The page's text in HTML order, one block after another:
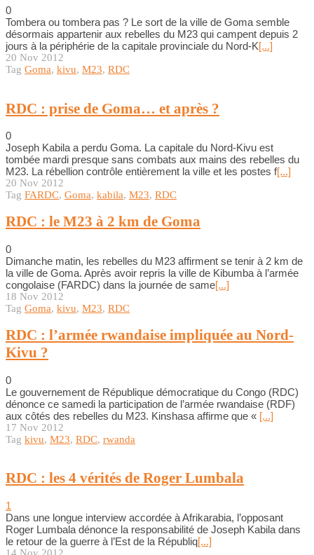
0
Tombera ou tombera pas ? Le sort de la ville de Goma semble
désormais appartenir aux rebelles du M23 qui campent depuis 2
jours à la périphérie de la capitale provinciale du Nord-K[...]
20 Nov 2012
Tag Goma, kivu, M23, RDC
RDC : prise de Goma… et après ?
0
Joseph Kabila a perdu Goma. La capitale du Nord-Kivu est
tombée mardi presque sans combats aux mains des rebelles du
M23. La rébellion contrôle entièrement la ville et les postes f[...]
20 Nov 2012
Tag FARDC, Goma, kabila, M23, RDC
RDC : le M23 à 2 km de Goma
0
Dimanche matin, les rebelles du M23 affirment se tenir à 2 km de
la ville de Goma. Après avoir repris la ville de Kibumba à l’armée
congolaise (FARDC) dans la journée de same[...]
18 Nov 2012
Tag Goma, kivu, M23, RDC
RDC : l’armée rwandaise impliquée au Nord-
Kivu ?
0
Le gouvernement de République démocratique du Congo (RDC)
dénonce ce samedi la participation de l’armée rwandaise (RDF)
aux côtés des rebelles du M23. Kinshasa affirme que « [...]
17 Nov 2012
Tag kivu, M23, RDC, rwanda
RDC : les 4 vérités de Roger Lumbala
1
Dans une longue interview accordée à Afrikarabia, l’opposant
Roger Lumbala dénonce la responsabilité de Joseph Kabila dans
le retour de la guerre à l’Est de la Républiq[...]
14 Nov 2012